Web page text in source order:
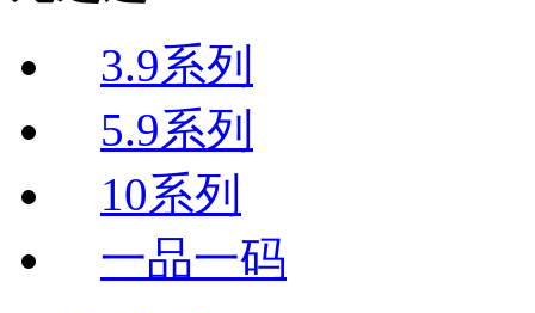
3.9系列
5.9系列
10系列
一品一码